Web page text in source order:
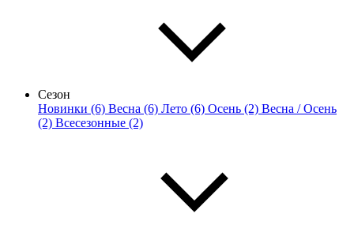
Сезон
Новинки (6) Весна (6) Лето (6) Осень (2) Весна / Осень
(2) Всесезонные (2)